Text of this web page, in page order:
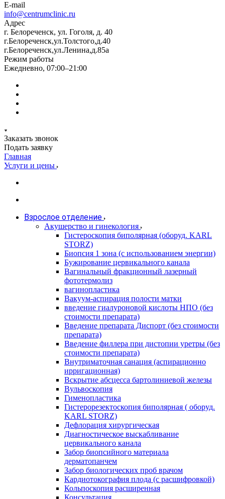
E-mail
info@centrumclinic.ru
Адрес
г. Белореченск, ул. Гоголя, д. 40
г.Белореченск,ул.Толстого,д.40
г.Белореченск,ул.Ленина,д.85а
Режим работы
Ежедневно, 07:00–21:00
Заказать звонок
Подать заявку
Главная
Услуги и цены
Взрослое отделение
Акушерство и гинекология
Гистероскопия биполярная (оборуд. KARL
STORZ)
Биопсия 1 зона (с использованием энергии)
Бужирование цервикального канала
Вагинальный фракционный лазерный
фототермолиз
вагинопластика
Вакуум-аспирация полости матки
введение гиалуроновой кислоты НПО (без
стоимости препарата)
Введение препарата Диспорт (без стоимости
препарата)
Введение филлера при дистопии уретры (без
стоимости препарата)
Внутриматочная санация (аспирационно
ирригационная)
Вскрытие абсцесса бартолиниевой железы
Вульвоскопия
Гименопластика
Гистерорезектоскопия биполярная ( оборуд.
KARL STORZ)
Дефлорация хирургическая
Диагностическое выскабливание
цервикального канала
Забор биопсийного материала
дерматопанчем
Забор биологических проб врачом
Кардиотокография плода (с расшифровкой)
Кольпоскопия расширенная
Консультация